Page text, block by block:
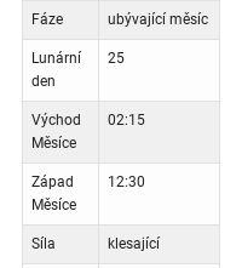
Fáze ubývající měsíc
Lunární
den
25
Východ
Měsíce
02:15
Západ
Měsíce
12:30
Síla klesající